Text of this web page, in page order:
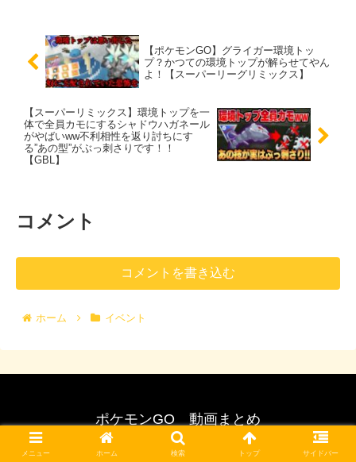
【ポケモンGO】グライガー環境トッ
プ？かつての環境トップが解らせてやん
よ！【スーパーリーグリミックス】
【スーパーリミックス】環境トップを一
体で全員カモにするシャドウハガネール
がやばいww不利相性を返り討ちにす
る”あの型”がぶっ刺さりです！！
【GBL】
コメント
コメントを書き込む
ホーム イベント
ポケモンGO 動画まとめ
© 2017 ポケモンGO 動画まとめ.
メニュー ホーム 検索 トップ サイドバー